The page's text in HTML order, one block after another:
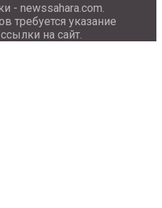
- newssahara.com.
требуется указание
на сайт.